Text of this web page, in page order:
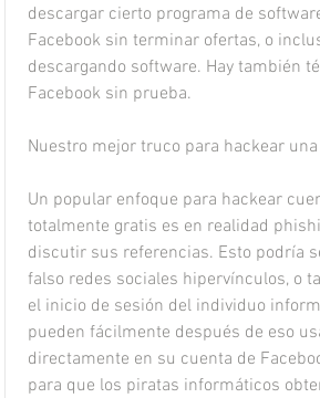
descargar cierto programa de
Facebook sin terminar ofertas, o
descargando software. Hay también
Facebook sin prueba.
Nuestro mejor truco para hackear
Un popular enfoque para hackear
totalmente gratis es en realidad
discutir sus referencias. Esto podría
falso redes sociales hipervínculos, o
el inicio de sesión del individuo
pueden fácilmente después de eso
directamente en su cuenta de
para que los piratas informáticos